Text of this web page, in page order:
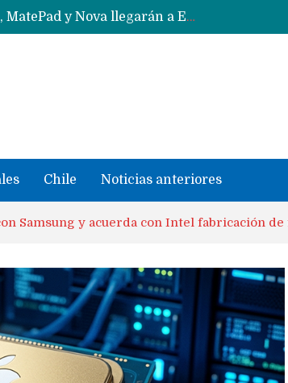
Data Centers de Huawei en Chile, México, Brasil,Perú y Argentina podrían verse afectados por arremetida de EE.UU
Fabricantes suben precios de teléfonos y ganan más dinero en un mercado donde Xiaomi alerta por no mejorar ventas
Chile Noticias anteriores
Samsung y acuerda con Intel fabricación